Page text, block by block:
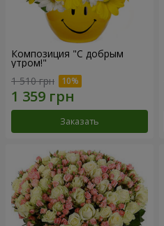
Композиция "С добрым
утром!"
1 510 грн
Заказать